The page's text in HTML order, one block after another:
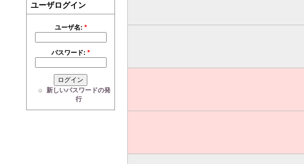
ユーザログイン
ユーザ名: *
パスワード:*
新しいパスワードの発
行